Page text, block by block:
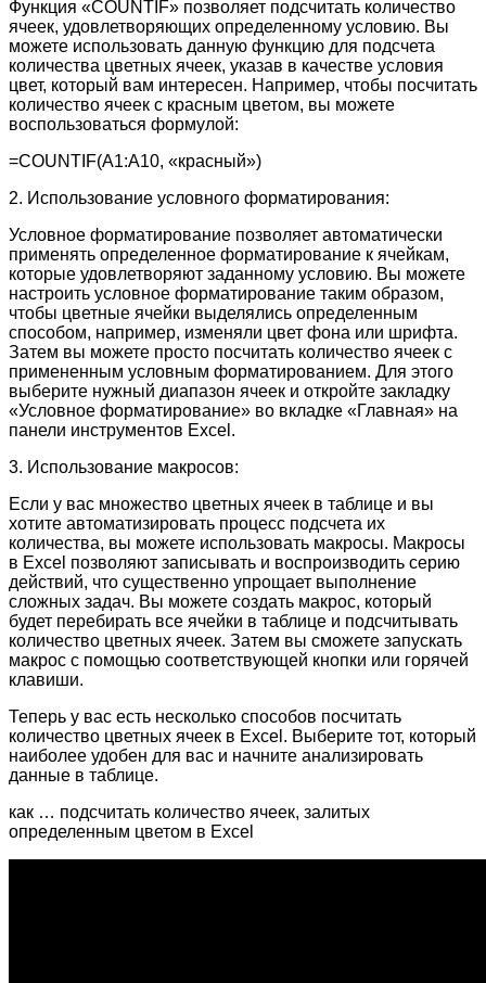
Функция «COUNTIF» позволяет подсчитать количество
ячеек, удовлетворяющих определенному условию. Вы
можете использовать данную функцию для подсчета
количества цветных ячеек, указав в качестве условия
цвет, который вам интересен. Например, чтобы посчитать
количество ячеек с красным цветом, вы можете
воспользоваться формулой:
=COUNTIF(A1:A10, «красный»)
2. Использование условного форматирования:
Условное форматирование позволяет автоматически
применять определенное форматирование к ячейкам,
которые удовлетворяют заданному условию. Вы можете
настроить условное форматирование таким образом,
чтобы цветные ячейки выделялись определенным
способом, например, изменяли цвет фона или шрифта.
Затем вы можете просто посчитать количество ячеек с
примененным условным форматированием. Для этого
выберите нужный диапазон ячеек и откройте закладку
«Условное форматирование» во вкладке «Главная» на
панели инструментов Excel.
3. Использование макросов:
Если у вас множество цветных ячеек в таблице и вы
хотите автоматизировать процесс подсчета их
количества, вы можете использовать макросы. Макросы
в Excel позволяют записывать и воспроизводить серию
действий, что существенно упрощает выполнение
сложных задач. Вы можете создать макрос, который
будет перебирать все ячейки в таблице и подсчитывать
количество цветных ячеек. Затем вы сможете запускать
макрос с помощью соответствующей кнопки или горячей
клавиши.
Теперь у вас есть несколько способов посчитать
количество цветных ячеек в Excel. Выберите тот, который
наиболее удобен для вас и начните анализировать
данные в таблице.
как … подсчитать количество ячеек, залитых
определенным цветом в Excel